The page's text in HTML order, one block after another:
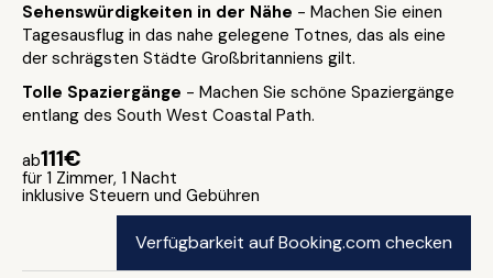
Sehenswürdigkeiten in der Nähe - Machen Sie einen
Tagesausflug in das nahe gelegene Totnes, das als eine
der schrägsten Städte Großbritanniens gilt.
Tolle Spaziergänge - Machen Sie schöne Spaziergänge
entlang des South West Coastal Path.
ab111€
für 1 Zimmer, 1 Nacht
inklusive Steuern und Gebühren
Verfügbarkeit auf Booking.com checken